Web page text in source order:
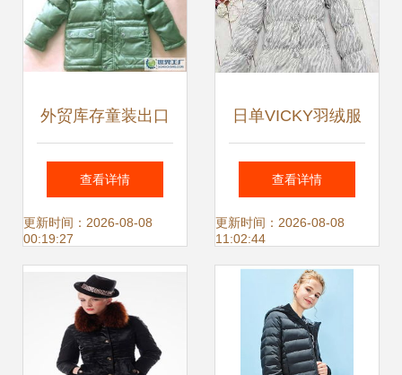
外贸库存童装出口
欧美原单GEOX原
单男童羽绒服_二
手设备转让_世界
工厂网中国产品信
查看详情
更新时间：2026-08-08
00:19:27
日单VICKY羽绒服
价格与厂家信息全
解析
查看详情
更新时间：2026-08-08
11:02:44